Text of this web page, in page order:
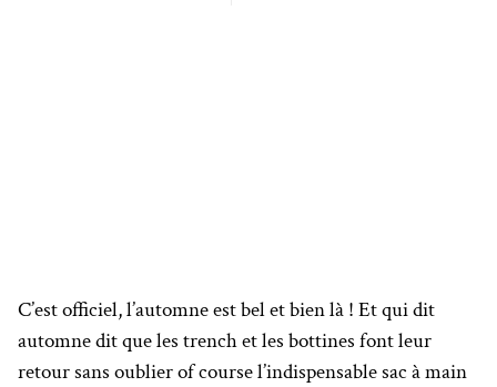
C’est officiel, l’automne est bel et bien là ! Et qui dit
automne dit que les trench et les bottines font leur
retour sans oublier of course l’indispensable sac à main